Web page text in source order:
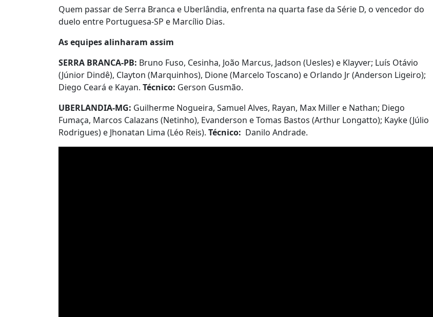
Quem passar de Serra Branca e Uberlândia, enfrenta na quarta fase da Série D, o vencedor do
duelo entre Portuguesa-SP e Marcílio Dias.
As equipes alinharam assim
SERRA BRANCA-PB: Bruno Fuso, Cesinha, João Marcus, Jadson (Uesles) e Klayver; Luís Otávio
(Júnior Dindê), Clayton (Marquinhos), Dione (Marcelo Toscano) e Orlando Jr (Anderson Ligeiro);
Diego Ceará e Kayan. Técnico: Gerson Gusmão.
UBERLANDIA-MG: Guilherme Nogueira, Samuel Alves, Rayan, Max Miller e Nathan; Diego
Fumaça, Marcos Calazans (Netinho), Evanderson e Tomas Bastos (Arthur Longatto); Kayke (Júlio
Rodrigues) e Jhonatan Lima (Léo Reis). Técnico: Danilo Andrade.